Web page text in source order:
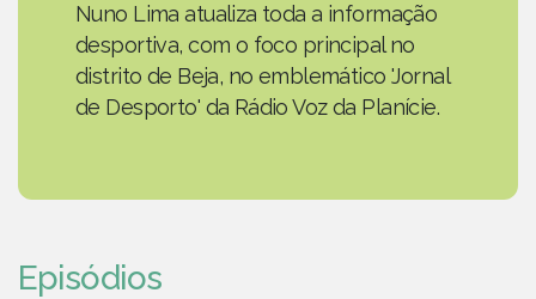
Nuno Lima atualiza toda a informação
desportiva, com o foco principal no
distrito de Beja, no emblemático 'Jornal
de Desporto' da Rádio Voz da Planície.
Episódios